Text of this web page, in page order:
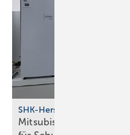
SHK-Hersteller
Mitsubishi Electric